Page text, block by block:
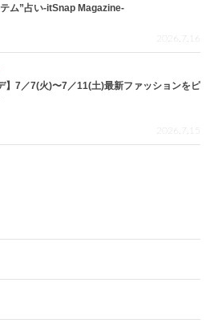
ム”占い-itSnap Magazine-
2026.7.16
】7／7(火)〜7／11(土)最新ファッションをピ
2026.7.15